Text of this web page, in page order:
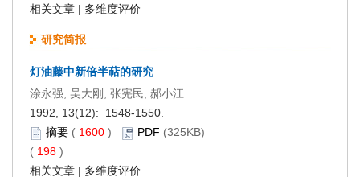
相关文章 | 多维度评价
研究简报
灯油藤中新倍半萜的研究
涂永强, 吴大刚, 张宪民, 郝小江
1992, 13(12): 1548-1550.
摘要 ( 1600 ) PDF (325KB)
( 198 )
相关文章 | 多维度评价